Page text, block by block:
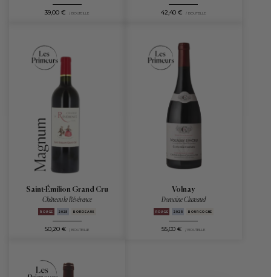
39,00 € / BOUTEILLE 42,40 € / BOUTEILLE
Saint-Émilion Grand Cru
Château la Révérence
ROUGE 2025 BORDEAUX
50,20 € / BOUTEILLE
Volnay
Domaine Cluzeaud
ROUGE 2025 BOURGOGNE
55,00 € / BOUTEILLE